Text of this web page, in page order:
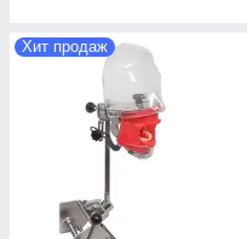
Хит продаж